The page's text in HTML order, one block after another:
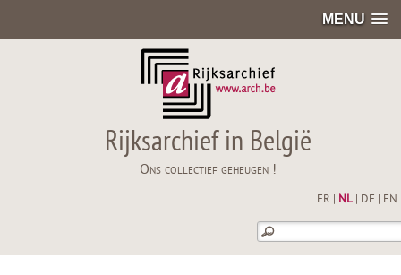
MENU
Rijksarchief in België
Ons collectief geheugen !
FR NL| DE EN